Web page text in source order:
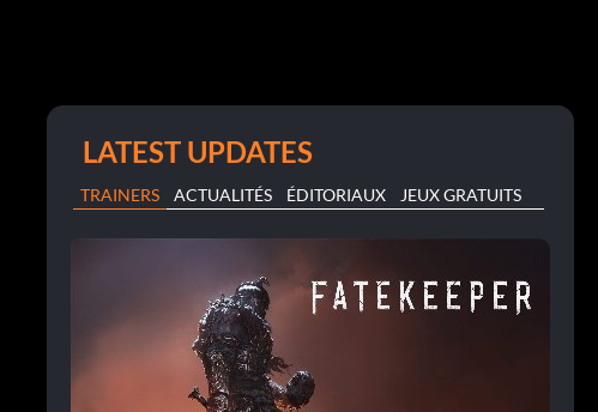
LATEST UPDATES
TRAINERS ACTUALITÉS ÉDITORIAUX JEUX GRATUITS